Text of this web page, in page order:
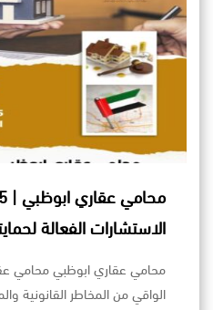
الاستشارات الفعالة
محامي عقاري ابوظبي محامي
الواقي من المخاطر القانونية